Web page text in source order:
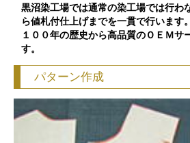
黒沼染工場では通常の染工場では行わ
ら値札付仕上げまでを一貫で行います。
１００年の歴史から高品質のＯＥＭサ
す。
パターン作成